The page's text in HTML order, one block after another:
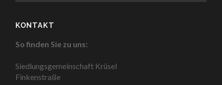
KONTAKT
So finden Sie zu uns:
Siedlungsgemeinschaft Krüsel
Finkenstraße